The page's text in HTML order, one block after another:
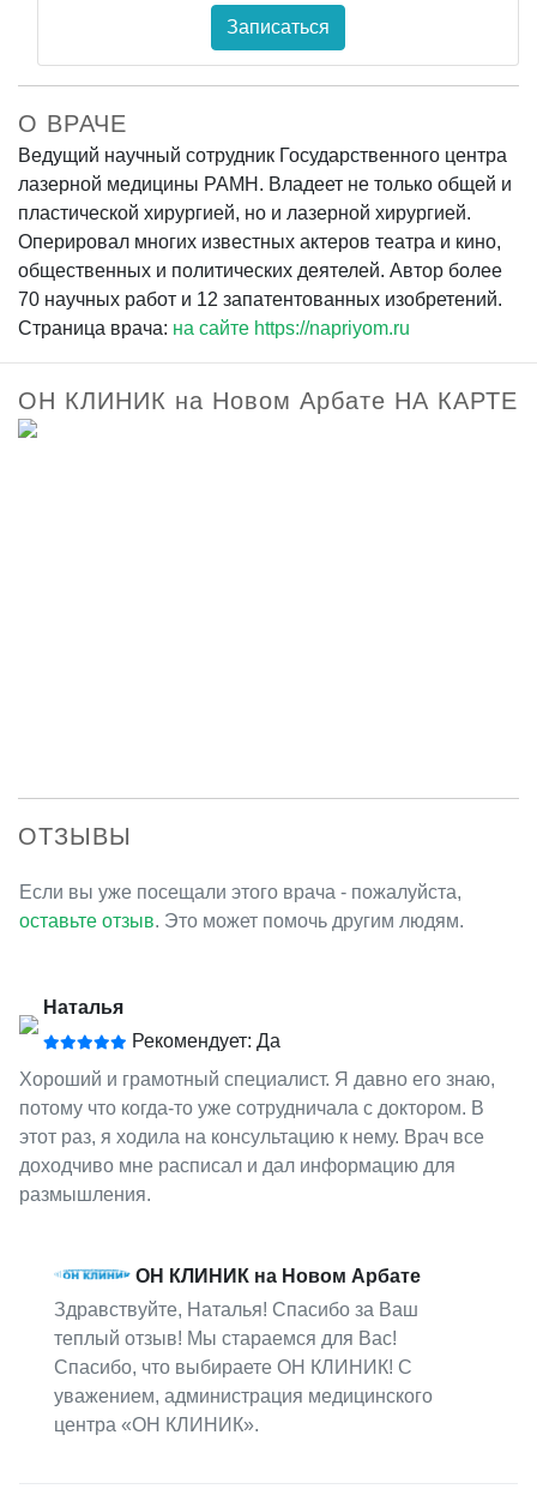
Записаться
О ВРАЧЕ
Ведущий научный сотрудник Государственного центра
лазерной медицины РАМН. Владеет не только общей и
пластической хирургией, но и лазерной хирургией.
Оперировал многих известных актеров театра и кино,
общественных и политических деятелей. Автор более
70 научных работ и 12 запатентованных изобретений.
Страница врача: на сайте https://napriyom.ru
ОН КЛИНИК на Новом Арбате НА КАРТЕ
ОТЗЫВЫ
Если вы уже посещали этого врача - пожалуйста,
оставьте отзыв. Это может помочь другим людям.
Наталья
Рекомендует: Да
Хороший и грамотный специалист. Я давно его знаю,
потому что когда-то уже сотрудничала с доктором. В
этот раз, я ходила на консультацию к нему. Врач все
доходчиво мне расписал и дал информацию для
размышления.
ОН КЛИНИК на Новом Арбате
Здравствуйте, Наталья! Спасибо за Ваш
теплый отзыв! Мы стараемся для Вас!
Спасибо, что выбираете ОН КЛИНИК! С
уважением, администрация медицинского
центра «ОН КЛИНИК».